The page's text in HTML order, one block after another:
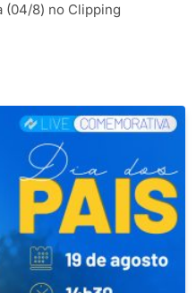
8) no Clipping